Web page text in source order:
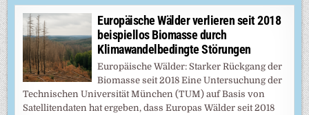
Europäische Wälder verlieren seit 2018
beispiellos Biomasse durch
Klimawandelbedingte Störungen
Europäische Wälder: Starker Rückgang der
Biomasse seit 2018 Eine Untersuchung der
Technischen Universität München (TUM) auf Basis von
Satellitendaten hat ergeben, dass Europas Wälder seit 2018